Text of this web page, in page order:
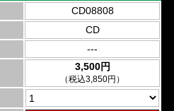
CD08808
CD
---
3,500円
（税込3,850円）